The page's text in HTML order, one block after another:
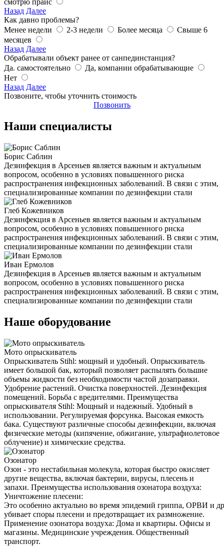
смотрю прайс
Назад Далее
Как давно проблемы?
Менее недели
2-3 недели Более месяца
Свыше 6
месяцев
Назад Далее
Обрабатывали объект ранее от санпединстанция?
Да. самостоятельно
Да, компании обрабатывающие
Нет
Назад Далее
Позвоните, чтобы уточнить стоимость
Позвонить
Наши специалисты
Борис Саблин
Дезинфекция в Арсеньев является важным и актуальным
вопросом, особенно в условиях повышенного риска
распространения инфекционных заболеваний. В связи с этим,
специализированные компании по дезинфекции стали
Глеб Кожевников
Дезинфекция в Арсеньев является важным и актуальным
вопросом, особенно в условиях повышенного риска
распространения инфекционных заболеваний. В связи с этим,
специализированные компании по дезинфекции стали
Иван Ермолов
Дезинфекция в Арсеньев является важным и актуальным
вопросом, особенно в условиях повышенного риска
распространения инфекционных заболеваний. В связи с этим,
специализированные компании по дезинфекции стали
Наше оборудование
Мото опрыскиватель
Опрыскиватель Stihl: мощный и удобный. Опрыскиватель
имеет большой бак, который позволяет распылять большие
объемы жидкости без необходимости частой дозаправки.
Удобрение растений. Очистка поверхностей. Дезинфекция
помещений. Борьба с вредителями. Преимущества
опрыскивателя Stihl: Мощный и надежный. Удобный в
использовании. Регулируемая форсунка. Высокая емкость
бака. Существуют различные способы дезинфекции, включая
физические методы (кипячение, обжигание, ультрафиолетовое
облучение) и химические средства.
Озонатор
Озон - это нестабильная молекула, которая быстро окисляет
другие вещества, включая бактерии, вирусы, плесень и
запахи. Преимущества использования озонатора воздуха:
Уничтожение плесени:
Это особенно актуально во время эпидемий гриппа, ОРВИ и
убивает споры плесени и предотвращает их размножение.
Применение озонатора воздуха: Дома и квартиры. Офисы и
магазины. Медицинские учреждения. Общественный
транспорт.